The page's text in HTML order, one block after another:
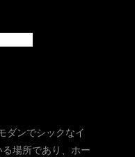
ダンでシックなイ
場所であり、ホー